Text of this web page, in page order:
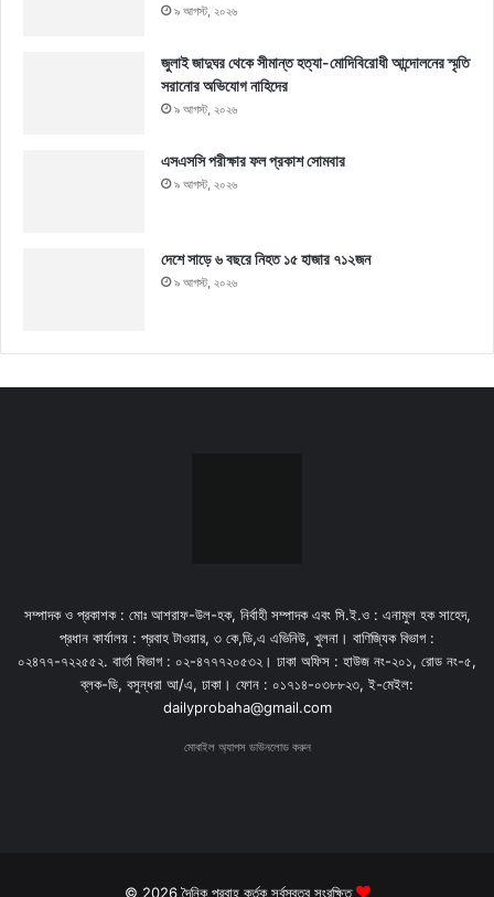
৯ আগস্ট, ২০২৬
জুলাই জাদুঘর থেকে সীমান্ত হত্যা-মোদিবিরোধী আন্দোলনের স্মৃতি
সরানোর অভিযোগ নাহিদের
৯ আগস্ট, ২০২৬
এসএসসি পরীক্ষার ফল প্রকাশ সোমবার
৯ আগস্ট, ২০২৬
দেশে সাড়ে ৬ বছরে নিহত ১৫ হাজার ৭১২জন
৯ আগস্ট, ২০২৬
সম্পাদক ও প্রকাশক : মোঃ আশরাফ-উল-হক, নির্বাহী সম্পাদক এবং সি.ই.ও : এনামুল হক সাহেদ,
প্রধান কার্যালয় : প্রবাহ টাওয়ার, ৩ কে,ডি,এ এভিনিউ, খুলনা। বাণিজ্যিক বিভাগ :
০২৪৭৭-৭২২৫৫২. বার্তা বিভাগ : ০২-৪৭৭৭২০৫৩২। ঢাকা অফিস : হাউজ নং-২০১, রোড নং-৫,
ব্লক-ডি, বসুন্ধরা আ/এ, ঢাকা। ফোন : ০১৭১৪-০৩৮৮২৩, ই-মেইল:
dailyprobaha@gmail.com
মোবাইল অ্যাপস ডাউনলোড করুন
© 2026 দৈনিক প্রবাহ কর্তৃক সর্বস্বত্ব সংরক্ষিত